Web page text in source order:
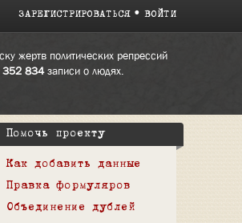
ЗАРЕГИСТРИРОВАТЬСЯ ВОЙТИ
жертв политических репрессий
352 834записи о людях.
Помочь проекту
Как добавить данные
Правка формуляров
Объединение дублей